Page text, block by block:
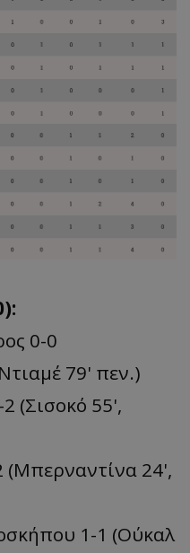
0-0
79' πεν.)
(Σισοκό 55',
(Μπερναντίνα 24',
1-1 (Ούκαλ